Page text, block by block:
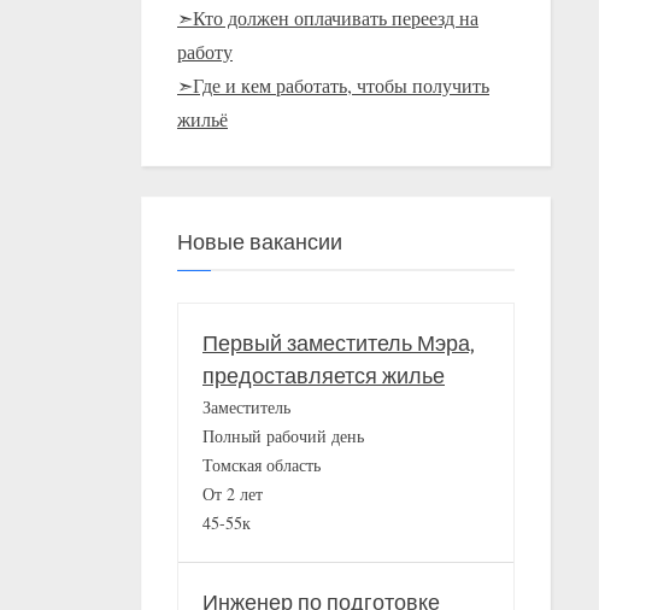
➣Кто должен оплачивать переезд на
работу
➣Где и кем работать, чтобы получить
жильё
Новые вакансии
Первый заместитель Мэра,
предоставляется жилье
Заместитель
Полный рабочий день
Томская область
От 2 лет
45-55к
Инженер по подготовке